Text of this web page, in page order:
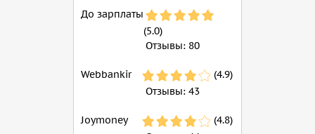
До зарплаты
(5.0)
Отзывы: 80
Webbankir
(4.9)
Отзывы: 43
Joymoney
(4.8)